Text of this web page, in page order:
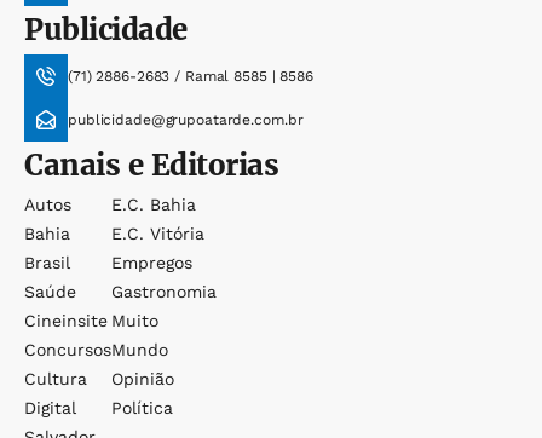
Publicidade
(71) 2886-2683 / Ramal 8585 | 8586
publicidade@grupoatarde.com.br
Canais e Editorias
Autos
Bahia
Brasil
Saúde
Cineinsite
Concursos
Cultura
Digital
E.c. Bahia
E.c. Vitória
Empregos
Gastronomia
Muito
Mundo
Opinião
Política